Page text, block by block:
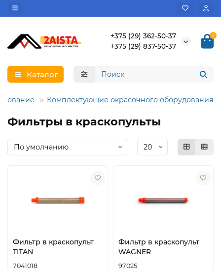
+375 (29) 362-50-37
+375 (29) 837-50-37
0
Каталог
Комплектующие окрасочного оборудования
Фильтры в краскопульты
Фильтр в краскопульт
TITAN
7041018
Фильтр в краскопульт
WAGNER
97025